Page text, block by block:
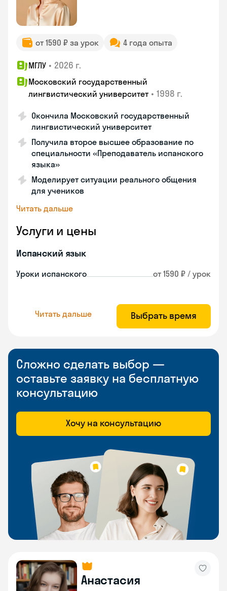
от 1590 ₽ за урок 4 года опыта
МГЛУ • 2026 г.
Московский государственный
лингвистический университет • 1998 г.
Окончила Московский государственный
лингвистический университет
Получила второе высшее образование по
специальности «Преподаватель испанского
языка»
Моделирует ситуации реального общения
для учеников
Читать дальше
Услуги и цены
Испанский язык
Уроки испанского от 1590 ₽ / урок
Читать дальше Выбрать время
Сложно сделать выбор —
оставьте заявку на бесплатную
консультацию
Хочу на консультацию
Анастасия